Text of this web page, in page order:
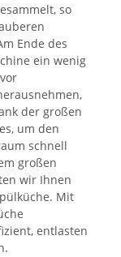
so
Ende des
ein wenig
der großen
um den
schnell
großen
wir Ihnen
Mit
entlasten